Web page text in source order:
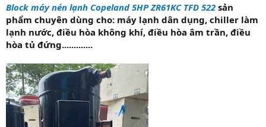
Block máy nén lạnh Copeland 5HP ZR61KC TFD 522 sản
phẩm chuyên dùng cho: máy lạnh dân dụng, chiller làm
lạnh nước, điều hòa không khí, điều hòa âm trần, điều
hòa tủ đứng.............